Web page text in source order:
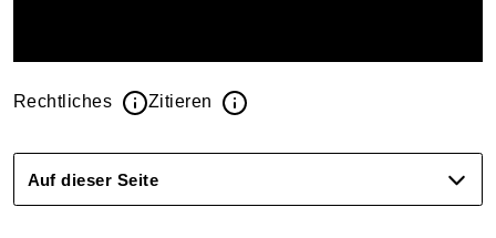
Rechtliches Zitieren
Auf dieser Seite